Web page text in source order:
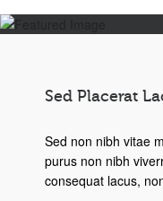
Sed Placerat
Sed non nibh vitae
purus non nibh
consequat lacus,